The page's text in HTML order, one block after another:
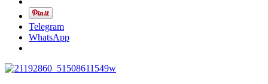
Telegram
WhatsApp